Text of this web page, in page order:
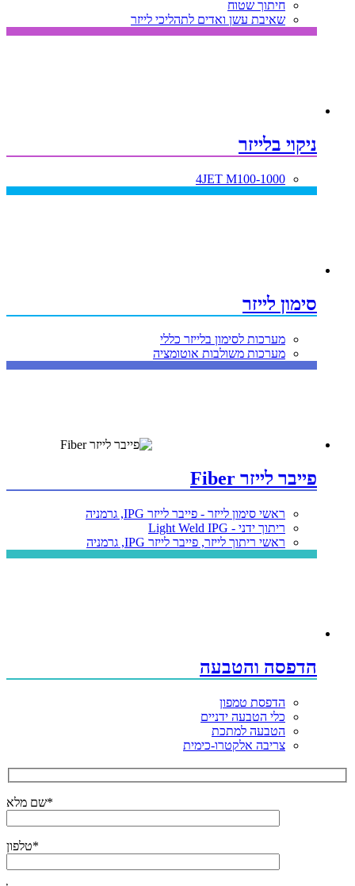
חיתוך שטוח
שאיבת עשן ואדים לתהליכי לייזר
ניקוי בלייזר
4JET M100-1000
סימון לייזר
מערכות לסימון בלייזר כללי
מערכות משולבות אוטומציה
פייבר לייזר Fiber
ראשי סימון לייזר - פייבר לייזר IPG, גרמניה
ריתוך ידני - Light Weld IPG
ראשי ריתוך לייזר, פייבר לייזר IPG, גרמניה
הדפסה והטבעה
הדפסת טמפון
כלי הטבעה ידניים
הטבעה למתכת
צריבה אלקטרו-כימית
שם מלא*
טלפון*